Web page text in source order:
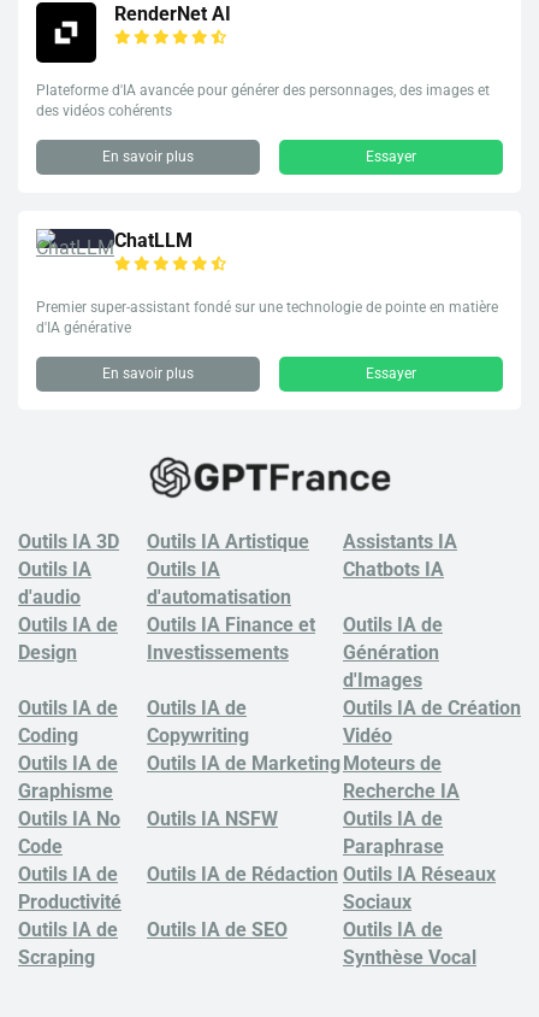
RenderNet AI
Plateforme d'IA avancée pour générer des personnages, des images et
des vidéos cohérents
En savoir plus Essayer
ChatLLM
Premier super-assistant fondé sur une technologie de pointe en matière
d'IA générative
En savoir plus Essayer
Outils IA 3D Outils IA Artistique
Assistants IA
Outils IA
d'audio
Outils IA
d'automatisation
Chatbots IA
Outils IA de
Design
Outils IA Finance et
Investissements
Outils IA de
Génération
d'Images
Outils IA de
Coding
Outils IA de
Copywriting
Outils IA de Création
Vidéo
Outils IA de
Graphisme
Outils IA de Marketing Moteurs de
Recherche IA
Outils IA No
Code
Outils IA NSFW
Outils IA de
Paraphrase
Outils IA de
Productivité
Outils IA de Rédaction Outils IA Réseaux
Sociaux
Outils IA de
Scraping
Outils IA de SEO
Outils IA de
Synthèse Vocal